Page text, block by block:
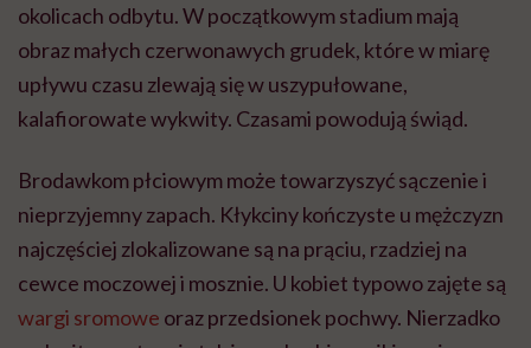
okolicach odbytu. W początkowym stadium mają
obraz małych czerwonawych grudek, które w miarę
upływu czasu zlewają się w uszypułowane,
kalafiorowate wykwity. Czasami powodują świąd.
Brodawkom płciowym może towarzyszyć sączenie i
nieprzyjemny zapach. Kłykciny kończyste u mężczyzn
najczęściej zlokalizowane są na prąciu, rzadziej na
cewce moczowej i mosznie. U kobiet typowo zajęte są
wargi sromowe oraz przedsionek pochwy. Nierzadko